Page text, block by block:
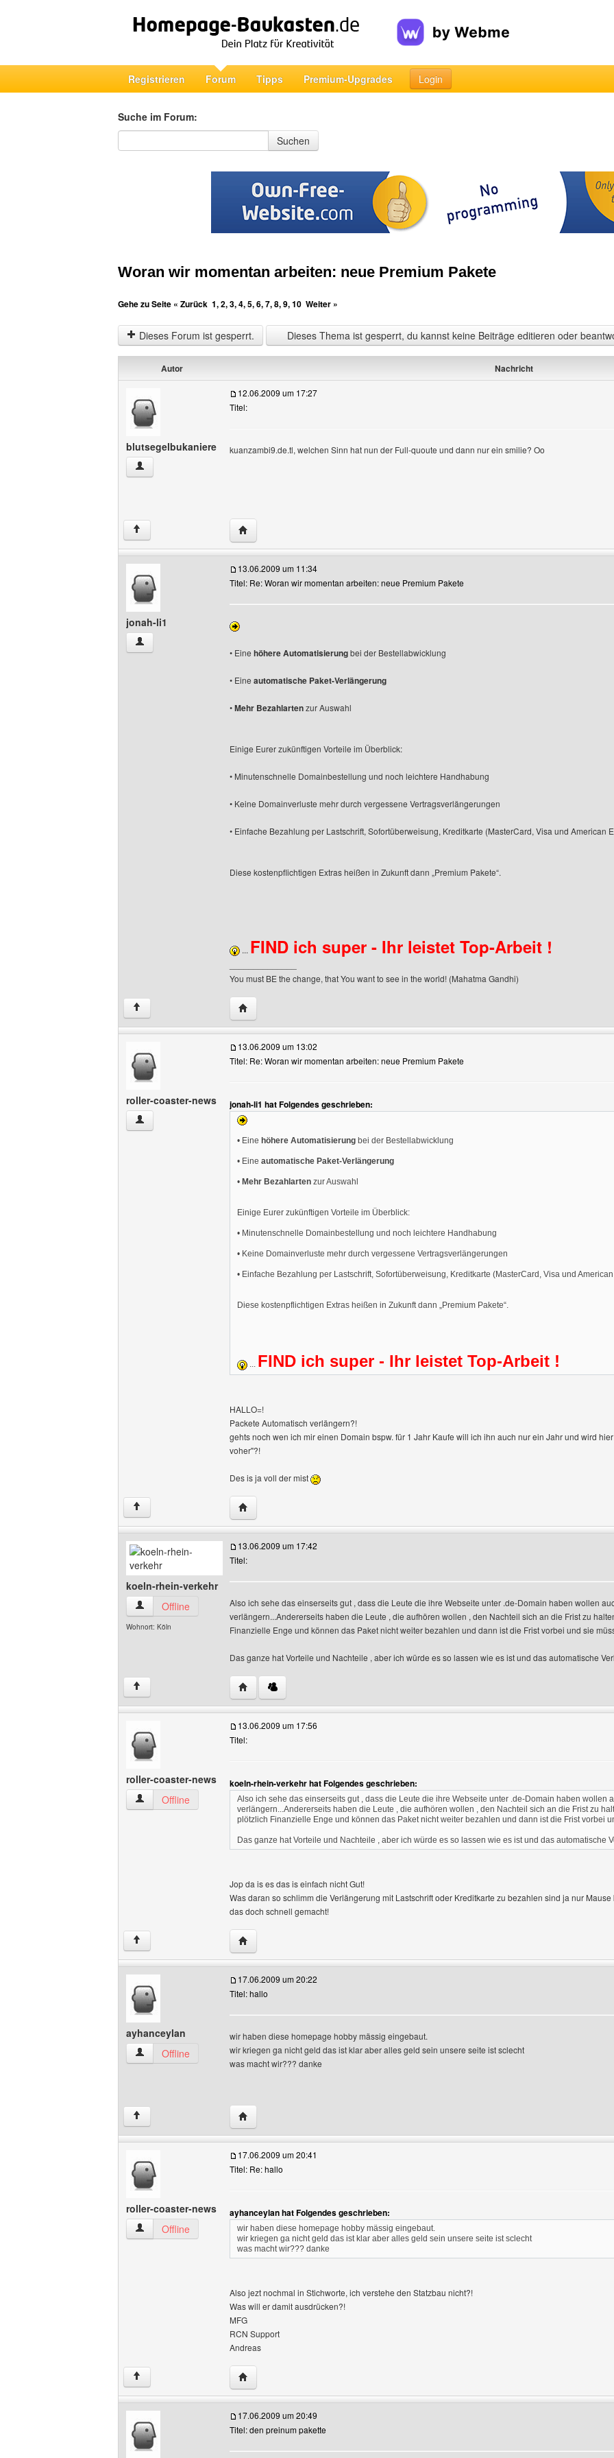
Registrieren Forum Tipps Premium-Upgrades Login
Suche im Forum:
Suche im Forum
Suchen
Woran wir momentan arbeiten: neue Premium Pakete
Gehe zu Seite « Zurück 1,2,3,4,5,6,7,8,9,10 Weiter »
Dieses Forum ist gesperrt. Dieses Thema ist gesperrt, du kannst keine Beiträge editieren oder
Autor Nachricht
blutsegelbukaniere
blutsegelbukaniere Benutzer-Profile anzeigen
12.06.2009 um 17:27
Titel:
kuanzambi9.de.tl, welchen Sinn hat nun der Full-quoute und dann nur ein smilie? Oo
↑ Website dieses Benutzers besuchen: blutsegelbukaniere
jonah-li1
jonah-li1 Benutzer-Profile anzeigen
13.06.2009 um 11:34
Titel: Re: Woran wir momentan arbeiten: neue Premium Pakete
• Eine höhere Automatisierungbei der Bestellabwicklung
• Eine automatische Paket-Verlängerung
•Mehr Bezahlartenzur Auswahl
Einige Eurer zukünftigen Vorteile im Überblick:
• Minutenschnelle Domainbestellung und noch leichtere Handhabung
• Keine Domainverluste mehr durch vergessene Vertragsverlängerungen
• Einfache Bezahlung per Lastschrift, Sofortüberweisung, Kreditkarte (MasterCard, Visa und American
Diese kostenpflichtigen Extras heißen in Zukunft dann „Premium Pakete“.
... FIND ich super - Ihr leistet Top-Arbeit !
You must BE the change, that You want to see in the world! (Mahatma Gandhi)
↑ Website dieses Benutzers besuchen: jonah-li1
roller-coaster-news
roller-coaster-news Benutzer-Profile anzeigen
13.06.2009 um 13:02
Titel: Re: Woran wir momentan arbeiten: neue Premium Pakete
jonah-li1 hat Folgendes geschrieben:
• Eine höhere Automatisierung bei der Bestellabwicklung
• Eine automatische Paket-Verlängerung
• Mehr Bezahlarten zur Auswahl
Einige Eurer zukünftigen Vorteile im Überblick:
• Minutenschnelle Domainbestellung und noch leichtere Handhabung
• Keine Domainverluste mehr durch vergessene Vertragsverlängerungen
• Einfache Bezahlung per Lastschrift, Sofortüberweisung, Kreditkarte (MasterCard, Visa und
Diese kostenpflichtigen Extras heißen in Zukunft dann „Premium Pakete“.
... FIND ich super - Ihr leistet Top-Arbeit !
HALLO=!
Packete Automatisch verlängern?!
gehts noch wen ich mir einen Domain bspw. für 1 Jahr Kaufe will ich ihn auch nur ein Jahr und wird
voher"?!
Des is ja voll der mist
↑ Website dieses Benutzers besuchen: roller-coaster-news
koeln-rhein-verkehr
koeln-rhein-verkehr Benutzer-Profile anzeigen
Offline
Wohnort: Köln
13.06.2009 um 17:42
Titel:
Also ich sehe das einserseits gut , dass die Leute die ihre Webseite unter .de-Domain haben wollen
verlängern...Andererseits haben die Leute , die aufhören wollen , den Nachteil sich an die Frist zu
Finanzielle Enge und können das Paket nicht weiter bezahlen und dann ist die Frist vorbei und sie
Das ganze hat Vorteile und Nachteile , aber ich würde es so lassen wie es ist und das automatische
↑ Website dieses Benutzers besuchen: koeln-rhein-verkehr
roller-coaster-news
roller-coaster-news Benutzer-Profile anzeigen
Offline
13.06.2009 um 17:56
Titel:
koeln-rhein-verkehr hat Folgendes geschrieben:
Also ich sehe das einserseits gut , dass die Leute die ihre Webseite unter .de-Domain haben wollen
verlängern...Andererseits haben die Leute , die aufhören wollen , den Nachteil sich an die Frist zu
plötzlich Finanzielle Enge und können das Paket nicht weiter bezahlen und dann ist die Frist vorbei
Das ganze hat Vorteile und Nachteile , aber ich würde es so lassen wie es ist und das automatische
Jop da is es das is einfach nicht Gut!
Was daran so schlimm die Verlängerung mit Lastschrift oder Kreditkarte zu bezahlen sind ja nur
das doch schnell gemacht!
↑ Website dieses Benutzers besuchen: roller-coaster-news
ayhanceylan
ayhanceylan Benutzer-Profile anzeigen
Offline
17.06.2009 um 20:22
Titel: hallo
wir haben diese homepage hobby mässig eingebaut.
wir kriegen ga nicht geld das ist klar aber alles geld sein unsere seite ist sclecht
was macht wir??? danke
↑ Website dieses Benutzers besuchen: ayhanceylan
roller-coaster-news
roller-coaster-news Benutzer-Profile anzeigen
Offline
17.06.2009 um 20:41
Titel: Re: hallo
ayhanceylan hat Folgendes geschrieben:
wir haben diese homepage hobby mässig eingebaut.
wir kriegen ga nicht geld das ist klar aber alles geld sein unsere seite ist sclecht
was macht wir??? danke
Also jezt nochmal in Stichworte, ich verstehe den Statzbau nicht?!
Was will er damit ausdrücken?!
MFG
RCN Support
Andreas
↑ Website dieses Benutzers besuchen: roller-coaster-news
17.06.2009 um 20:49
Titel: den preinum pakette